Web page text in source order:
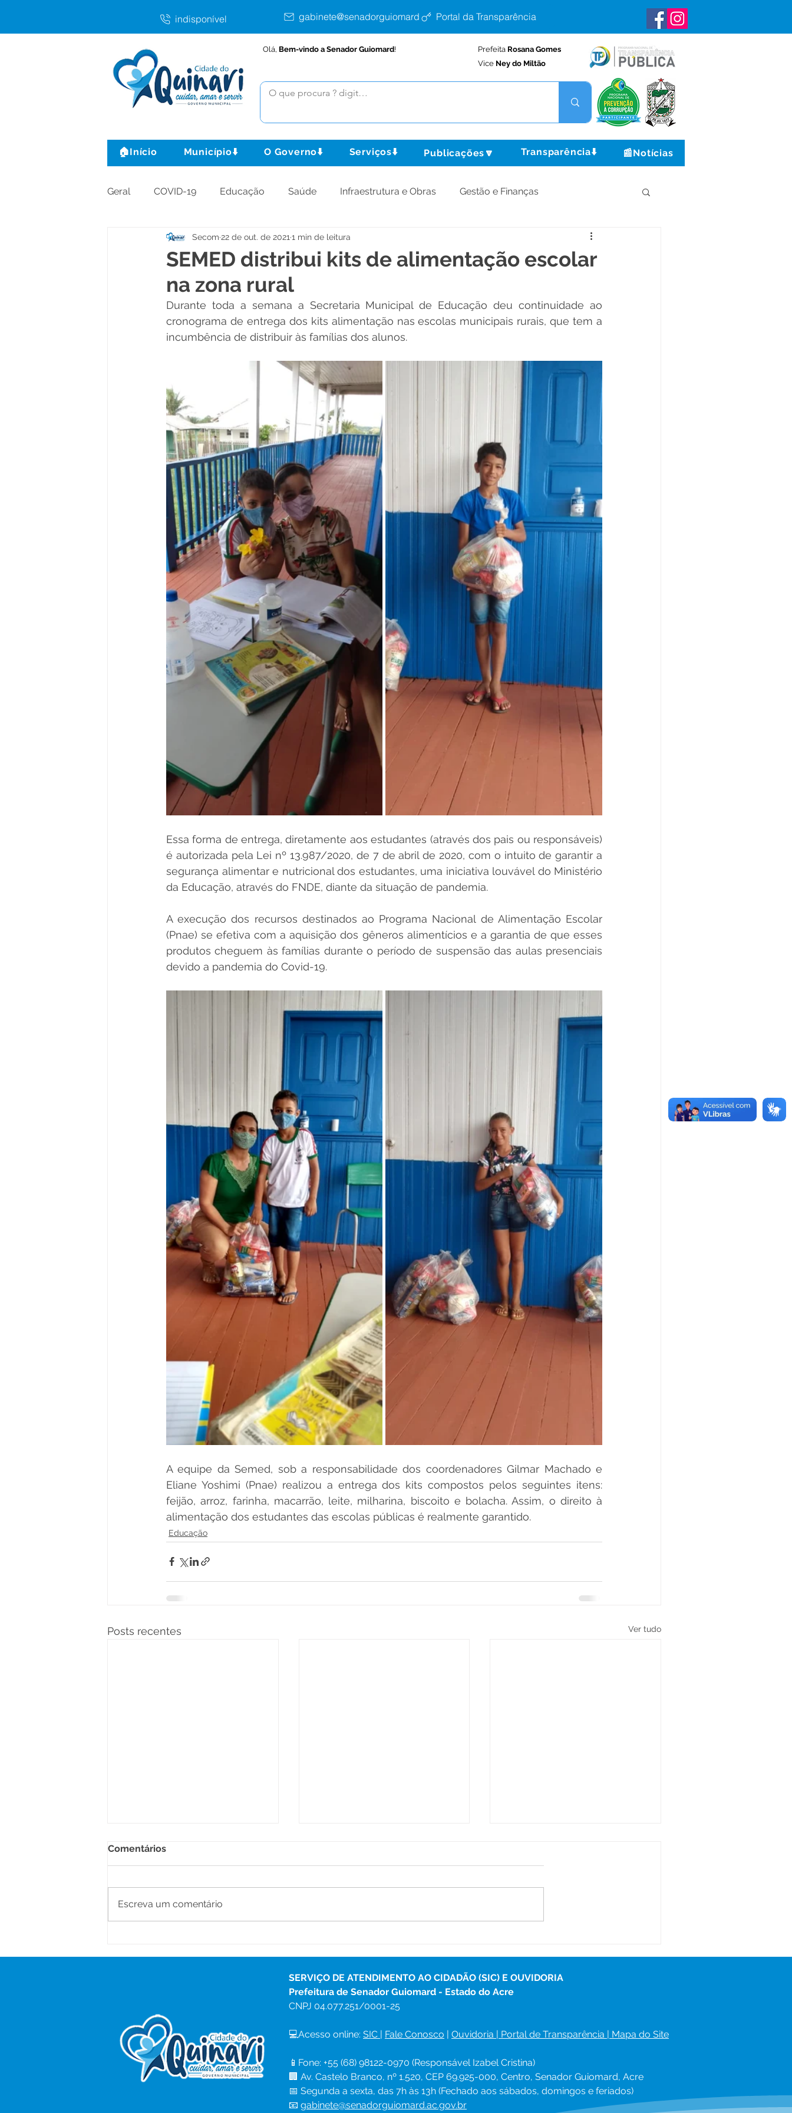
indisponível gabinete@senadorguiomard.ac.gov.brPortal da Transparência
Olá, Bem-vindo a Senador Guiomard! Prefeita Rosana Gomes
Vice Ney do Miltão
🏠Início Município⬇️ O Governo⬇️ Serviços⬇️ Publicações🔽 Transparência⬇️ 📰Notícias
Geral COVID-19 Educação Saúde Infraestrutura e Obras Gestão e Finanças
Agricultura e Produção Comunidade Assistência Social Institucional e Governo
Políticas Públicas Cultura Desporto e Lazer
Vacinômetro Dengue Convênios e Parcerias
Procuradoria Trânsito e Transporte ExpoQuinari 2025
Saúde e Educação Saúde e Obras ExpoQuinari 2026
SEMED distribui kits de alimentação escolar
na zona rural
Secom 22 de out. de 2021 1 min de leitura
Durante toda a semana a Secretaria Municipal de Educação deu continuidade ao
cronograma de entrega dos kits alimentação nas escolas municipais rurais, que tem a
incumbência de distribuir às famílias dos alunos.
Essa forma de entrega, diretamente aos estudantes (através dos pais ou responsáveis)
é autorizada pela Lei nº 13.987/2020, de 7 de abril de 2020, com o intuito de garantir a
segurança alimentar e nutricional dos estudantes, uma iniciativa louvável do Ministério
da Educação, através do FNDE, diante da situação de pandemia.
A execução dos recursos destinados ao Programa Nacional de Alimentação Escolar
(Pnae) se efetiva com a aquisição dos gêneros alimentícios e a garantia de que esses
produtos cheguem às famílias durante o período de suspensão das aulas presenciais
devido a pandemia do Covid-19.
A equipe da Semed, sob a responsabilidade dos coordenadores Gilmar Machado e
Eliane Yoshimi (Pnae) realizou a entrega dos kits compostos pelos seguintes itens:
feijão, arroz, farinha, macarrão, leite, milharina, biscoito e bolacha. Assim, o direito à
alimentação dos estudantes das escolas públicas é realmente garantido.
Educação
Posts recentes Ver tudo
Cabral
Comentários
Escreva um comentário
SERVIÇO DE ATENDIMENTO AO CIDADÃO (SIC) E OUVIDORIA
Prefeitura de Senador Guiomard - Estado do Acre
CNPJ 04.077.251/0001-25
💻Acesso online: SIC Fale Conosco Ouvidoria Portal de Transparência Mapa do Site
📱Fone: +55 (68) 98122-0970 (Responsável Izabel Cristina)
🏢 Av. Castelo Branco, nº 1.520, CEP 69.925-000, Centro, Senador Guiomard, Acre
📅 Segunda a sexta, das 7h às 13h (Fechado aos sábados, domingos e feriados)
📧 gabinete@senadorguiomard.ac.gov.br